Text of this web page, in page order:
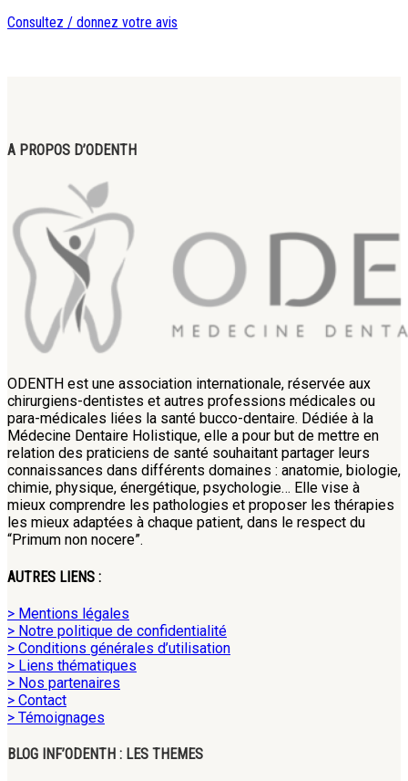
Consultez / donnez votre avis
A PROPOS D’ODENTH
ODENTH est une association internationale, réservée aux
chirurgiens-dentistes et autres professions médicales ou
para-médicales liées la santé bucco-dentaire. Dédiée à la
Médecine Dentaire Holistique, elle a pour but de mettre en
relation des praticiens de santé souhaitant partager leurs
connaissances dans différents domaines : anatomie, biologie,
chimie, physique, énergétique, psychologie… Elle vise à
mieux comprendre les pathologies et proposer les thérapies
les mieux adaptées à chaque patient, dans le respect du
“Primum non nocere”.
AUTRES LIENS :
> Mentions légales
> Notre politique de confidentialité
> Conditions générales d’utilisation
> Liens thématiques
> Nos partenaires
> Contact
> Témoignages
BLOG INF’ODENTH : LES THEMES